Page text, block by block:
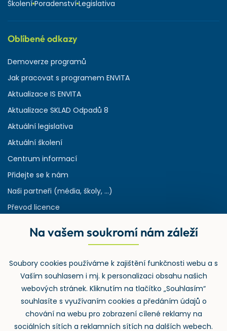
Školení Poradenství Legislativa
Oblíbené odkazy
Demoverze programů
Jak pracovat s programem ENVITA
Aktualizace IS ENVITA
Aktualizace SKLAD Odpadů 8
Aktuální legislativa
Aktuální školení
Centrum informací
Přidejte se k nám
Naši partneři (média, školy, ...)
Převod licence
Rejstřík používaných zkratek v odpadech
Zpětný odběr
Na vašem soukromí nám záleží
Soubory cookies používáme k zajištění funkčnosti webu a s
Vaším souhlasem i mj. k personalizaci obsahu našich
webových stránek. Kliknutím na tlačítko „Souhlasím“
souhlasíte s využívaním cookies a předáním údajů o
chování na webu pro zobrazení cílené reklamy na
sociálních sítích a reklamních sítích na dalších webech.